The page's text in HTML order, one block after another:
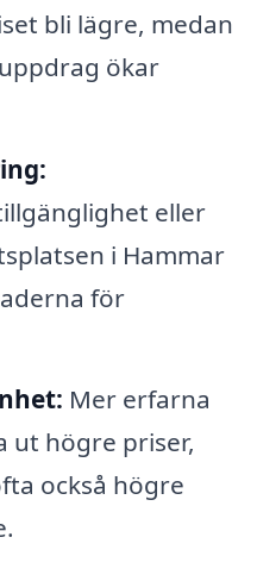
bli lägre, medan
ökar
eller
i Hammar
för
Mer erfarna
ut högre priser,
också högre